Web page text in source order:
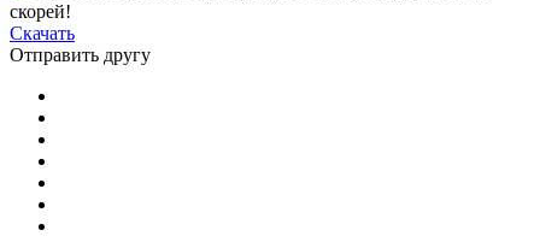
Скачать
Отправить другу